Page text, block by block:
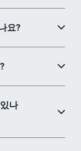
요?
나